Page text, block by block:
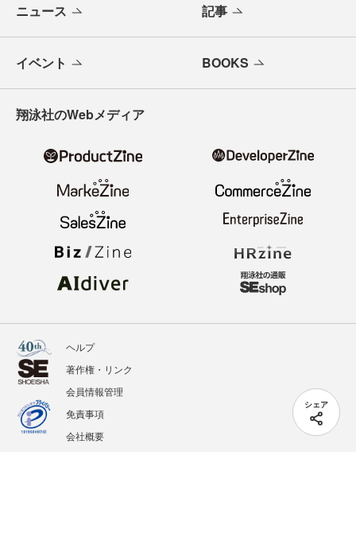
シェア
ニュース 記事
イベント BOOKS
翔泳社のWebメディア
ヘルプ
著作権・リンク
会員情報管理
免責事項
会社概要